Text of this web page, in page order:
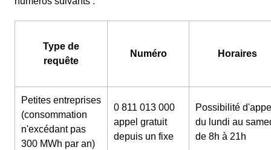
Type de
requête
Numéro Horaires
Petites entreprises
(consommation
n'excédant pas
300 MWh par an)
0 811 013 000
appel gratuit
depuis un fixe
Possibilité
du lundi au
de 8h à 21h